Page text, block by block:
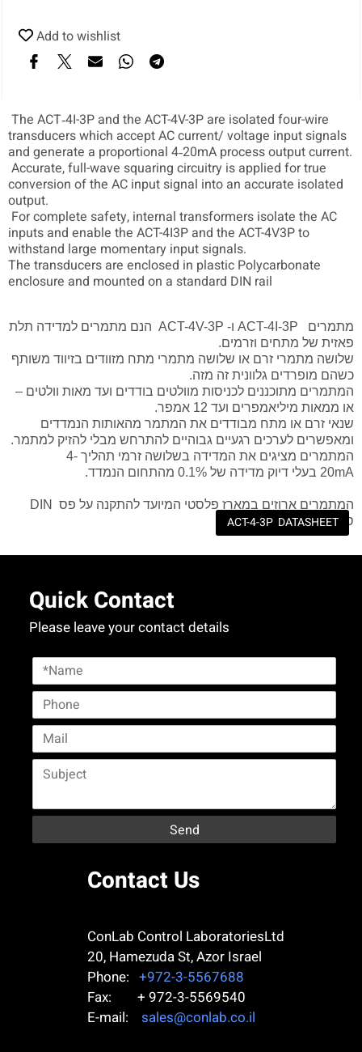
Add to wishlist
The ACT‑4I-3P and the ACT-4V-3P are isolated four-wire
transducers which accept AC current/ voltage input signals
and generate a proportional 4‑20mA process output current.
Accurate, full-wave squaring circuitry is applied for true
conversion of the AC input signal into an accurate isolated
output.
For complete safety, internal transformers isolate the AC
inputs and enable the ACT-4I3P and the ACT-4V3P to
withstand large momentary input signals.
The transducers are enclosed in plastic Polycarbonate
enclosure and mounted on a standard DIN rail
מתמרים ACT-4I-3P ו- ACT-4V-3P הנם מתמרים למדידה תלת
פאזית של מתחים וזרמים.
שלושה מתמרי זרם או שלושה מתמרי מתח מזוודים בזיווד משותף
כשהם מופרדים גלוונית זה מזה.
המתמרים מתוכננים לכניסות מוולטים בודדים ועד מאות וולטים –
או ממאות מיליאמפרים ועד 12 אמפר.
שנאי זרם או מתח מבודדים את המתמר מהאותות הנמדדים
ומאפשרים לערכים רגעיים גבוהיים להתרחש מבלי להזיק למתמר.
המתמרים מציגים את המדידה בשלושה זרמי תהליך 4-
20mA בעלי דיוק מדידה של 0.1% מהתחום הנמדד.
המתמרים ארוזים במארז פלסטי המיועד להתקנה על פס
DIN
סטנדרטי.ACT-4-3P MANUAL
ACT-4-3P DATASHEET
Quick Contact
Please leave your contact details
Contact Us
ConLab Control LaboratoriesLtd
20, Hamezuda St, Azor Israel
Phone: +972-3-5567688
Fax: + 972-3-5569540
E-mail: sales@conlab.co.il